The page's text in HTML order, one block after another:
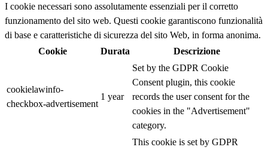
I cookie necessari sono assolutamente essenziali per il corretto
funzionamento del sito web. Questi cookie garantiscono funzionalità
di base e caratteristiche di sicurezza del sito Web, in forma anonima.
Cookie
Durata Descrizione
cookielawinfo-
checkbox-advertisement
1 year
Set by the GDPR Cookie
Consent plugin, this cookie
records the user consent for the
cookies in the "Advertisement"
category.
This cookie is set by GDPR